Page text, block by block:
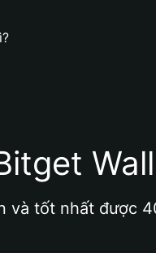
và tốt nhất được